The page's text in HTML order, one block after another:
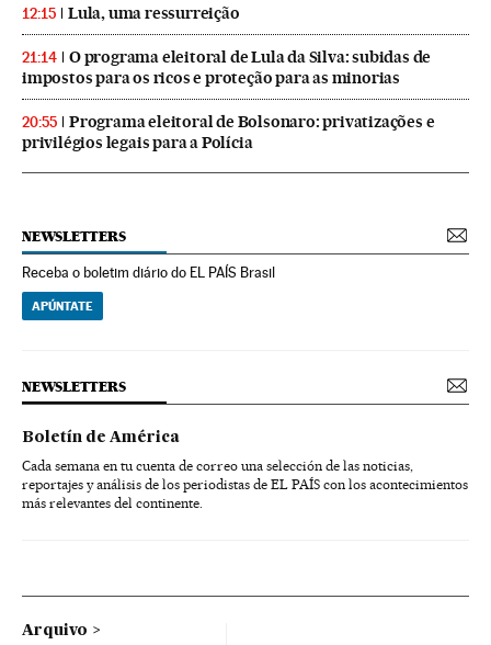
12:15 Lula, uma ressurreição
21:14
O programa eleitoral de Lula da Silva: subidas de
impostos para os ricos e proteção para as minorias
20:55
Programa eleitoral de Bolsonaro: privatizações e
privilégios legais para a Polícia
NEWSLETTERS
Receba o boletim diário do EL PAÍS Brasil
APÚNTATE
NEWSLETTERS
Boletín de América
Cada semana en tu cuenta de correo una selección de las noticias,
reportajes y análisis de los periodistas de EL PAÍS con los acontecimientos
más relevantes del continente.
Arquivo